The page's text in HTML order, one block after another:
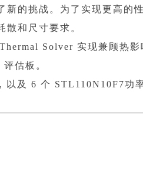
新的挑战。为了实现更高的
和尺寸要求。
Solver 实现兼顾热影
估板。
以及 6 个 STL110N10F7功